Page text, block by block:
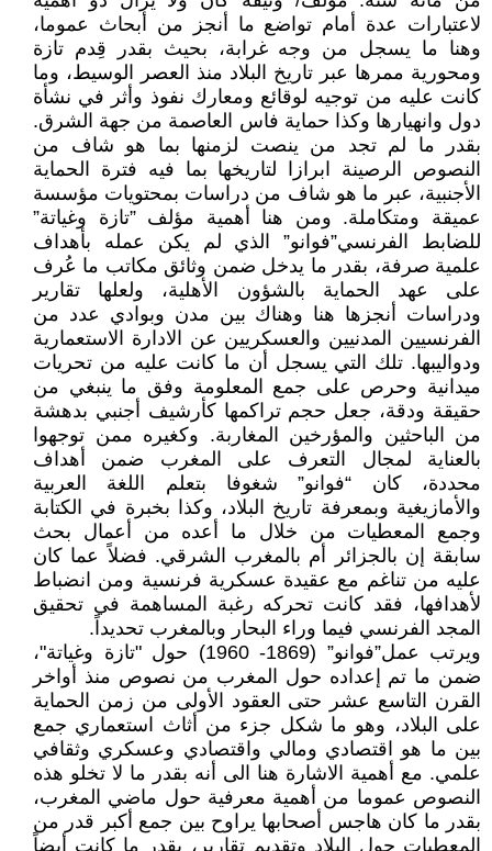
لاعتبارات عدة أمام تواضع ما أنجز من أبحاث عموما،
وهنا ما يسجل من وجه غرابة، بحيث بقدر قِدم تازة
ومحورية ممرها عبر تاريخ البلاد منذ العصر الوسيط، وما
كانت عليه من توجيه لوقائع ومعارك نفوذ وأثر في نشأة
دول وانهيارها وكذا حماية فاس العاصمة من جهة الشرق.
بقدر ما لم تجد من ينصت لزمنها بما هو شاف من
النصوص الرصينة ابرازا لتاريخها بما فيه فترة الحماية
الأجنبية، عبر ما هو شاف من دراسات بمحتويات مؤسسة
عميقة ومتكاملة. ومن هنا أهمية مؤلف ”تازة وغياتة”
للضابط الفرنسي”فوانو” الذي لم يكن عمله بأهداف
علمية صرفة، بقدر ما يدخل ضمن وثائق مكاتب ما عُرف
على عهد الحماية بالشؤون الأهلية، ولعلها تقارير
ودراسات أنجزها هنا وهناك بين مدن وبوادي عدد من
الفرنسيين المدنيين والعسكريين عن الادارة الاستعمارية
ودواليبها. تلك التي يسجل أن ما كانت عليه من تحريات
ميدانية وحرص على جمع المعلومة وفق ما ينبغي من
حقيقة ودقة، جعل حجم تراكمها كأرشيف أجنبي بدهشة
من الباحثين والمؤرخين المغاربة. وكغيره ممن توجهوا
بالعناية لمجال التعرف على المغرب ضمن أهداف
محددة، كان “فوانو” شغوفا بتعلم اللغة العربية
والأمازيغية وبمعرفة تاريخ البلاد، وكذا بخبرة في الكتابة
وجمع المعطيات من خلال ما أعده من أعمال بحث
سابقة إن بالجزائر أم بالمغرب الشرقي. فضلاً عما كان
عليه من تناغم مع عقيدة عسكرية فرنسية ومن انضباط
لأهدافها، فقد كانت تحركه رغبة المساهمة في تحقيق
المجد الفرنسي فيما وراء البحار وبالمغرب تحديداً.
ويرتب عمل”فوانو” (1869- 1960) حول "تازة وغياتة"،
ضمن ما تم إعداده حول المغرب من نصوص منذ أواخر
القرن التاسع عشر حتى العقود الأولى من زمن الحماية
على البلاد، وهو ما شكل جزء من أثاث استعماري جمع
بين ما هو اقتصادي ومالي واقتصادي وعسكري وثقافي
علمي. مع أهمية الاشارة هنا الى أنه بقدر ما لا تخلو هذه
النصوص عموما من أهمية معرفية حول ماضي المغرب،
بقدر ما كان هاجس أصحابها يراوح بين جمع أكبر قدر من
المعطيات حول البلاد وتقديم تقارير، بقدر ما كانت أيضاً